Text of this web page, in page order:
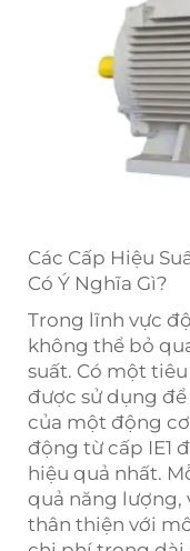
Các Cấp Hiệu
Có Ý Nghĩa Gì?
Trong lĩnh vực
không thể bỏ
suất. Có một
được sử dụng
của một động
động từ cấp IE1
hiệu quả nhất.
quả năng lượng,
thân thiện với